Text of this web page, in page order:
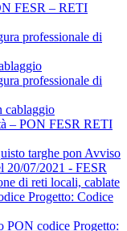
FESR – RETI
professionale di
professionale di
cablaggio
– PON FESR RETI
targhe pon Avviso
20/07/2021 - FESR
di reti locali, cablate
Progetto: Codice
PON codice Progetto: